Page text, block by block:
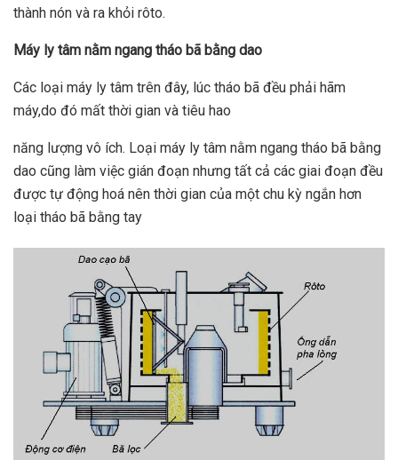
thành nón và ra khỏi rôto.
Máy ly tâm nằm ngang tháo bã bằng dao
Các loại máy ly tâm trên đây, lúc tháo bã đều phải hãm
máy,do đó mất thời gian và tiêu hao
năng lượng vô ích. Loại máy ly tâm nằm ngang tháo bã bằng
dao cũng làm việc gián đoạn nhưng tất cả các giai đoạn đều
được tự động hoá nên thời gian của một chu kỳ ngắn hơn
loại tháo bã bằng tay